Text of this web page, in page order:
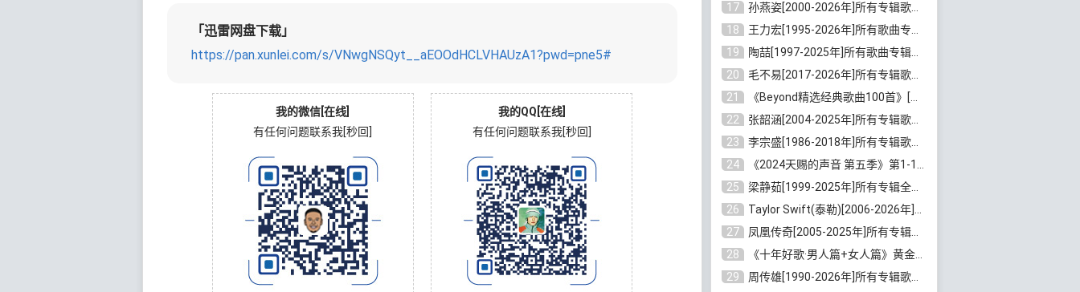
「迅雷网盘下载」
https://pan.xunlei.com/s/VNwgNSQyt__aEOOdHCLVHAUzA1?pwd=pne5#
我的微信[在线]
有任何问题联系我[秒回]
我的QQ[在线]
有任何问题联系我[秒回]
17
孙燕姿[2000-2026年]所有专辑歌曲合集[无损FLAC/MP3/9.73GB]百度云网盘下载
18
王力宏[1995-2026年]所有歌曲专辑合集[无损FLAC/MP3/14.41GB]百度云网盘下载
19
陶喆[1997-2025年]所有歌曲专辑合集[无损FLAC/MP3/7.75GB]百度云网盘下载
20
毛不易[2017-2026年]所有专辑歌曲合集[无损FLAC/MP3/5.72GB]百度云网盘下载
21
《Beyond精选经典歌曲100首》[无损FLAC/MP3/3.85GB]百度云网盘下载
22
张韶涵[2004-2025年]所有专辑歌曲合集 [无损MP3/FLAC/7.5GB]百度云网盘下载
23
李宗盛[1986-2018年]所有专辑歌曲合集打包[无损FLAC/MP3/8.82GB]百度云网盘下载
24
《2024天赐的声音 第五季》第1-12期歌曲[无损FLAC/MP3]百度云网盘下载
25
梁静茹[1999-2025年]所有专辑全部歌曲打包[无损FLAC/MP3/10.71GB]百度云网盘下载
26
Taylor Swift(泰勒)[2006-2026年]所有歌曲合集打包[无损FLAC/MP3/23.78GB]百度云网盘下载
27
凤凰传奇[2005-2025年]所有专辑歌曲合集[无损WAV/FLAC+MP3/11.62GB]百度云网盘下载
28
《十年好歌·男人篇+女人篇》黄金国语珍藏6CD[无损WAV/MP3/4.09GB]百度云网盘下载
29
周传雄[1990-2026年]所有专辑歌曲全集[无损FLAC/MP3/10GB]百度云网盘下载